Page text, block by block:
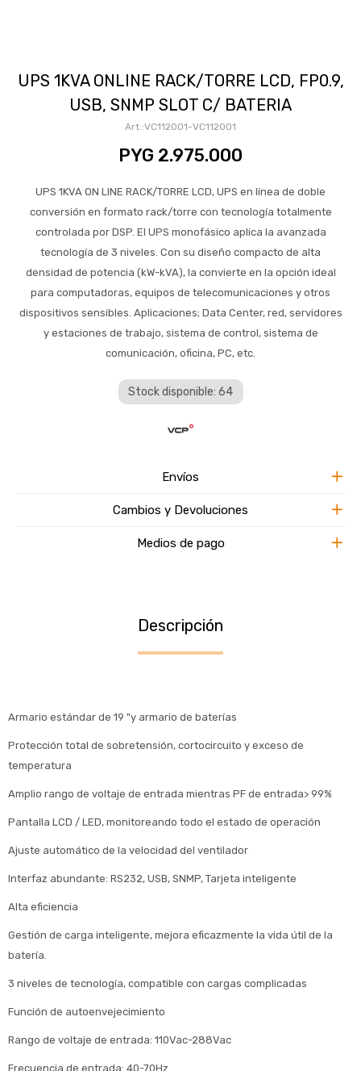
UPS 1KVA ONLINE RACK/TORRE LCD, FP0.9,
USB, SNMP SLOT C/ BATERIA
VC112001-VC112001
PYG 2.975.000
UPS 1KVA ON LINE RACK/TORRE LCD, UPS en línea de doble
conversión en formato rack/torre con tecnología totalmente
controlada por DSP. El UPS monofásico aplica la avanzada
tecnología de 3 niveles. Con su diseño compacto de alta
densidad de potencia (kW-kVA), la convierte en la opción ideal
para computadoras, equipos de telecomunicaciones y otros
dispositivos sensibles. Aplicaciones; Data Center, red, servidores
y estaciones de trabajo, sistema de control, sistema de
comunicación, oficina, PC, etc.
Stock disponible: 64
Envíos
Cambios y Devoluciones
Medios de pago
Descripción
Armario estándar de 19 "y armario de baterías
Protección total de sobretensión, cortocircuito y exceso de
temperatura
Amplio rango de voltaje de entrada mientras PF de entrada> 99%
Pantalla LCD / LED, monitoreando todo el estado de operación
Ajuste automático de la velocidad del ventilador
Interfaz abundante: RS232, USB, SNMP, Tarjeta inteligente
Alta eficiencia
Gestión de carga inteligente, mejora eficazmente la vida útil de la
batería.
3 niveles de tecnología, compatible con cargas complicadas
Función de autoenvejecimiento
Rango de voltaje de entrada: 110Vac-288Vac
Frecuencia de entrada: 40-70Hz